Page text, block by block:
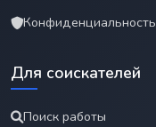
Конфиденциальность
Для соискателей
Поиск работы